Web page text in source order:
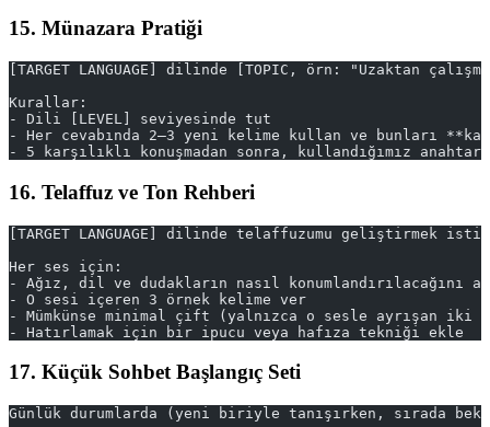
15. Münazara Pratiği
[TARGET LANGUAGE] dilinde [TOPIC, örn: "Uzaktan
Kurallar:
- Dili [LEVEL] seviyesinde tut
- Her cevabında 2–3 yeni kelime kullan ve bunları
- 5 karşılıklı konuşmadan sonra, kullandığımız
16. Telaffuz ve Ton Rehberi
[TARGET LANGUAGE] dilinde telaffuzumu geliştirmek
Her ses için:
- Ağız, dil ve dudakların nasıl konumlandırılacağını
- O sesi içeren 3 örnek kelime ver
- Mümkünse minimal çift (yalnızca o sesle ayrışan iki
- Hatırlamak için bir ipucu veya hafıza tekniği ekle
17. Küçük Sohbet Başlangıç Seti
Günlük durumlarda (yeni biriyle tanışırken, sırada